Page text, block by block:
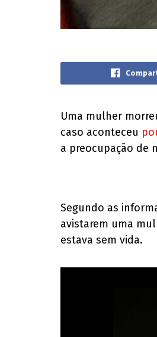
Uma mulher
caso aconteceu
a preocupação de
Segundo as
avistarem uma
estava sem vida.